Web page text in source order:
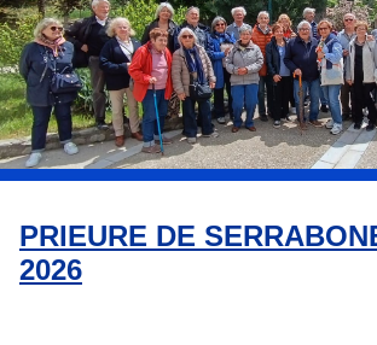
PRIEURE DE
2026